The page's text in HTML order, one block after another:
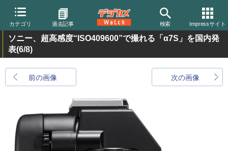
カテゴリ 過去記事 検索 Impressサイト
ソニー、超高感度“ISO409600”で撮れる「α7S」を国内発
表(6/8)
前の画像 次の画像